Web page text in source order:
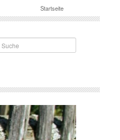
Startseite
Suche